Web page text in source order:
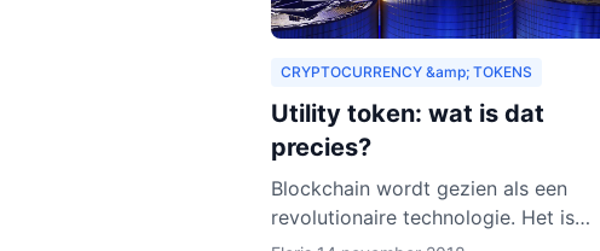
CRYPTOCURRENCY &amp; TOKENS
Utility token: wat is dat
precies?
Blockchain wordt gezien als een
revolutionaire technologie. Het is
nog relatief nieuw en de verwachting